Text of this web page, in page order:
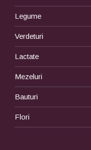
Legume
Verdeturi
Lactate
Mezeluri
Bauturi
Flori